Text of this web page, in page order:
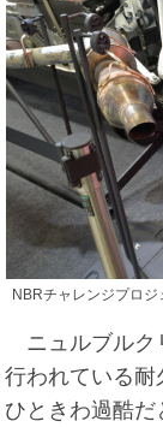
NBRチャレンジプロジ
ニュルブルク
行われている耐
ひときわ過酷